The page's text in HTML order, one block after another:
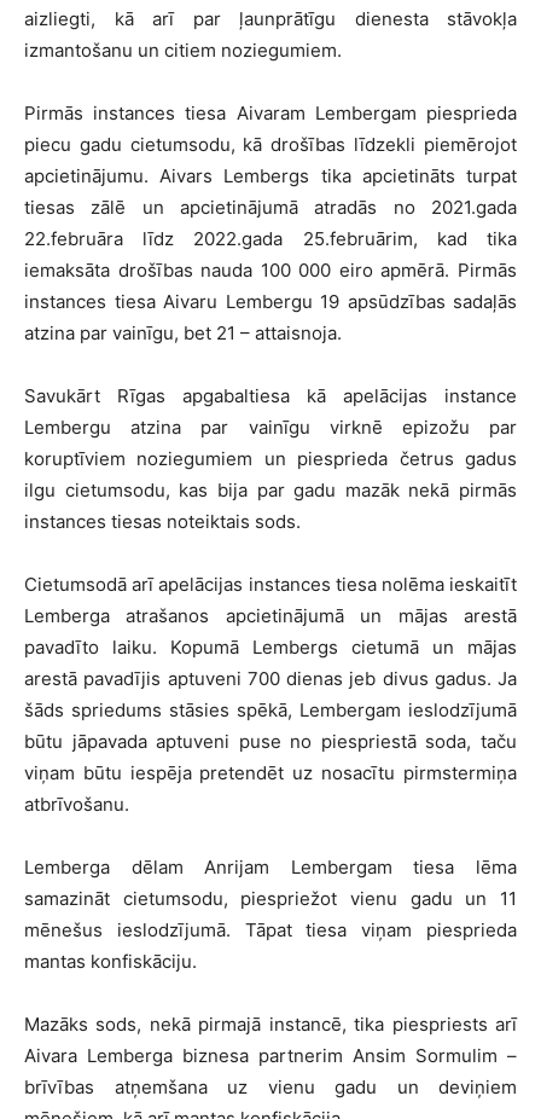
aizliegti, kā arī par ļaunprātīgu dienesta stāvokļa
izmantošanu un citiem noziegumiem.
Pirmās instances tiesa Aivaram Lembergam piesprieda
piecu gadu cietumsodu, kā drošības līdzekli piemērojot
apcietinājumu. Aivars Lembergs tika apcietināts turpat
tiesas zālē un apcietinājumā atradās no 2021.gada
22.februāra līdz 2022.gada 25.februārim, kad tika
iemaksāta drošības nauda 100 000 eiro apmērā. Pirmās
instances tiesa Aivaru Lembergu 19 apsūdzības sadaļās
atzina par vainīgu, bet 21 – attaisnoja.
Savukārt Rīgas apgabaltiesa kā apelācijas instance
Lembergu atzina par vainīgu virknē epizožu par
koruptīviem noziegumiem un piesprieda četrus gadus
ilgu cietumsodu, kas bija par gadu mazāk nekā pirmās
instances tiesas noteiktais sods.
Cietumsodā arī apelācijas instances tiesa nolēma ieskaitīt
Lemberga atrašanos apcietinājumā un mājas arestā
pavadīto laiku. Kopumā Lembergs cietumā un mājas
arestā pavadījis aptuveni 700 dienas jeb divus gadus. Ja
šāds spriedums stāsies spēkā, Lembergam ieslodzījumā
būtu jāpavada aptuveni puse no piespriestā soda, taču
viņam būtu iespēja pretendēt uz nosacītu pirmstermiņa
atbrīvošanu.
Lemberga dēlam Anrijam Lembergam tiesa lēma
samazināt cietumsodu, piespriežot vienu gadu un 11
mēnešus ieslodzījumā. Tāpat tiesa viņam piesprieda
mantas konfiskāciju.
Mazāks sods, nekā pirmajā instancē, tika piespriests arī
Aivara Lemberga biznesa partnerim Ansim Sormulim –
brīvības atņemšana uz vienu gadu un deviņiem